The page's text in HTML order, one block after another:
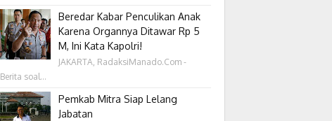
Beredar Kabar Penculikan Anak
Karena Organnya Ditawar Rp 5
M, Ini Kata Kapolri!
JAKARTA, RadaksiManado.Com -
Berita soal...
Pemkab Mitra Siap Lelang
Jabatan